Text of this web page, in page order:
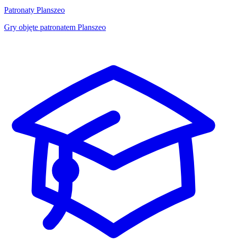
Patronaty Planszeo
Gry objęte patronatem Planszeo